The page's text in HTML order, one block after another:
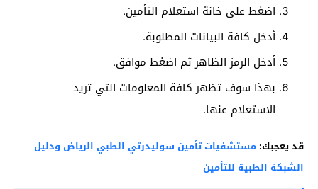
اضغط على خانة استعلام التأمين.
أدخل كافة البيانات المطلوبة.
أدخل الرمز الظاهر ثم اضغط موافق.
بهذا سوف تظهر كافة المعلومات التي تريد
الاستعلام عنها.
قد يعجبك: مستشفيات تأمين سوليدرتي الطبي الرياض ودليل
الشبكة الطبية للتأمين